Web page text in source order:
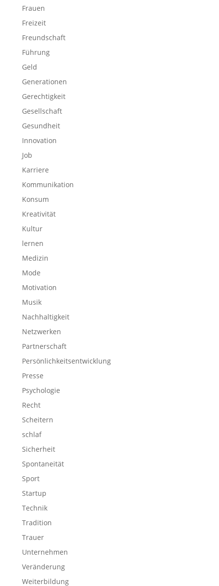
Frauen
Freizeit
Freundschaft
Führung
Geld
Generationen
Gerechtigkeit
Gesellschaft
Gesundheit
Innovation
Job
Karriere
Kommunikation
Konsum
Kreativität
Kultur
lernen
Medizin
Mode
Motivation
Musik
Nachhaltigkeit
Netzwerken
Partnerschaft
Persönlichkeitsentwicklung
Presse
Psychologie
Recht
Scheitern
schlaf
Sicherheit
Spontaneität
Sport
Startup
Technik
Tradition
Trauer
Unternehmen
Veränderung
Weiterbildung